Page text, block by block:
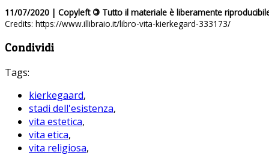
11/07/2020 | Copyleft © Tutto il materiale è liberamente
Credits: https://www.illibraio.it/libro-vita-kierkegard-333173/
Condividi
Tags:
kierkegaard,
stadi dell'esistenza,
vita estetica,
vita etica,
vita religiosa,